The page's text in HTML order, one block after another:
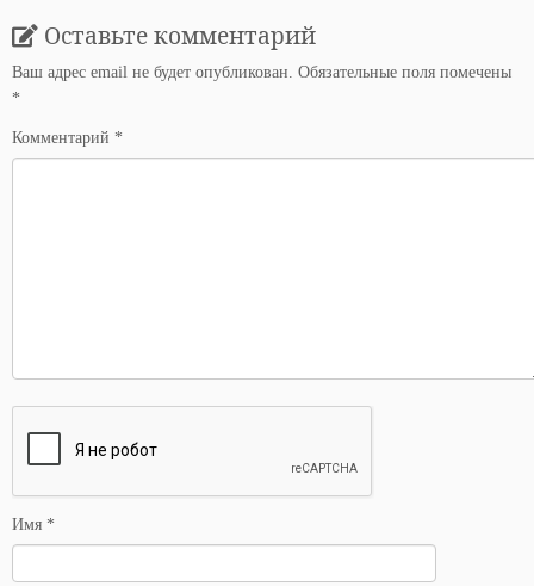
Оставьте комментарий
Ваш адрес email не будет опубликован. Обязательные поля помечены
*
Комментарий *
Имя *